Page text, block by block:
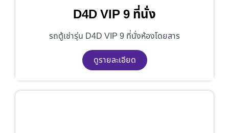
D4D VIP 9 ที่นั่ง
รถตู้เช่ารุ่น D4D VIP 9 ที่นั่งห้องโดยสาร
ดูรายละเอียด